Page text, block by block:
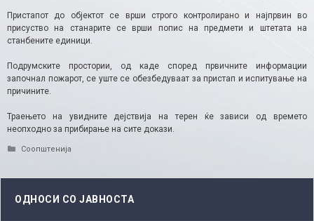
Пристапот до објектот се врши строго контролирано и најпрвин во
присуство на станарите се врши попис на предмети и штетата на
станбените единици.
Подрумските простории, од каде според првичните информации
започнал пожарот, се уште се обезбедуваат за пристап и испитување на
причините.
Траењето на увидните дејствија на терен ќе зависи од времето
неопходно за прибирање на сите докази.
Categories
Соопштенија
ОДНОСИ СО ЈАВНОСТА